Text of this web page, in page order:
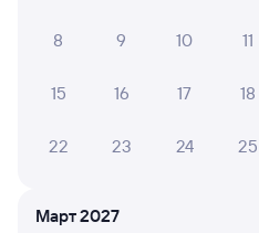
Мария Л.
Вагон новый, чистый, есть
8 9 10 11
15 16 17 18
22 23 24 25
Март 2027